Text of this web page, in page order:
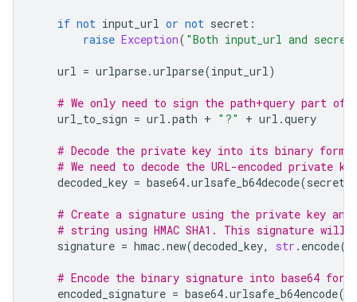
if not input_url or not secret :
raise Exception( "Both input_url and
url = urlparse.urlparse(input_url)
# We only need to sign the path+query part of
url_to_sign = url .path + "?" + url .query
# Decode the private key into its binary
# We need to decode the URL-encoded private
decoded_key = base64.urlsafe_b64decode(secret
# Create a signature using the private key and
# string using HMAC SHA1. This signature will
signature = hmac.new(decoded_key, str . encode(
# Encode the binary signature into base64 for
encoded_signature = base64.urlsafe_b64encode(